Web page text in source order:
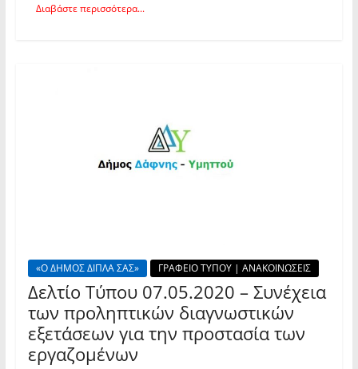
Διαβάστε περισσότερα...
«Ο ΔΗΜΟΣ ΔΙΠΛΑ ΣΑΣ» ΓΡΑΦΕΙΟ ΤΥΠΟΥ | ΑΝΑΚΟΙΝΩΣΕΙΣ
Δελτίο Τύπου 07.05.2020 – Συνέχεια
των προληπτικών διαγνωστικών
εξετάσεων για την προστασία των
εργαζομένων